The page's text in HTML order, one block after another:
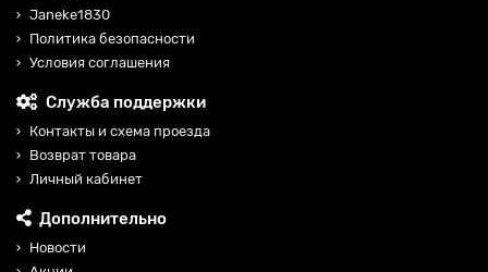
Janeke1830
Политика безопасности
Условия соглашения
Служба поддержки
Контакты и схема проезда
Возврат товара
Личный кабинет
Дополнительно
Новости